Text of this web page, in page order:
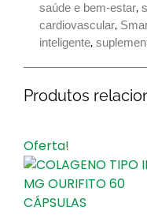
saúde e bem-estar,
cardiovascular,
inteligente,
Produtos
Oferta!